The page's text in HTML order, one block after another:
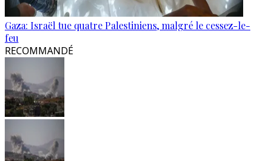
Gaza: Israël tue quatre Palestiniens, malgré le cessez-le-
feu
RECOMMANDÉ